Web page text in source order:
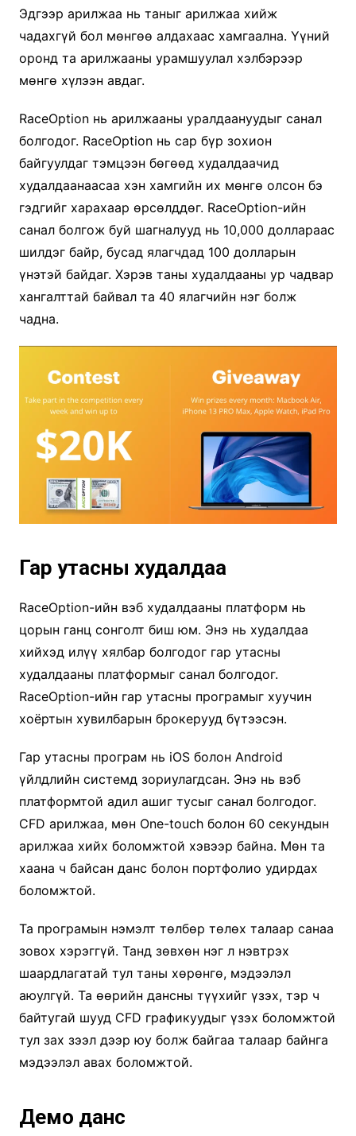
Эдгээр арилжаа нь таныг арилжаа хийж
чадахгүй бол мөнгөө алдахаас хамгаална. Үүний
оронд та арилжааны урамшуулал хэлбэрээр
мөнгө хүлээн авдаг.
RaceOption нь арилжааны уралдаануудыг санал
болгодог. RaceOption нь сар бүр зохион
байгуулдаг тэмцээн бөгөөд худалдаачид
худалдаанаасаа хэн хамгийн их мөнгө олсон бэ
гэдгийг харахаар өрсөлддөг. RaceOption-ийн
санал болгож буй шагналууд нь 10,000 доллараас
шилдэг байр, бусад ялагчдад 100 долларын
үнэтэй байдаг. Хэрэв таны худалдааны ур чадвар
хангалттай байвал та 40 ялагчийн нэг болж
чадна.
Гар утасны худалдаа
RaceOption-ийн вэб худалдааны платформ нь
цорын ганц сонголт биш юм. Энэ нь худалдаа
хийхэд илүү хялбар болгодог гар утасны
худалдааны платформыг санал болгодог.
RaceOption-ийн гар утасны програмыг хуучин
хоёртын хувилбарын брокерууд бүтээсэн.
Гар утасны програм нь iOS болон Android
үйлдлийн системд зориулагдсан. Энэ нь вэб
платформтой адил ашиг тусыг санал болгодог.
CFD арилжаа, мөн One-touch болон 60 секундын
арилжаа хийх боломжтой хэвээр байна. Мөн та
хаана ч байсан данс болон портфолио удирдах
боломжтой.
Та програмын нэмэлт төлбөр төлөх талаар санаа
зовох хэрэггүй. Танд зөвхөн нэг л нэвтрэх
шаардлагатай тул таны хөрөнгө, мэдээлэл
аюулгүй. Та өөрийн дансны түүхийг үзэх, тэр ч
байтугай шууд CFD графикуудыг үзэх боломжтой
тул зах зээл дээр юу болж байгаа талаар байнга
мэдээлэл авах боломжтой.
Демо данс